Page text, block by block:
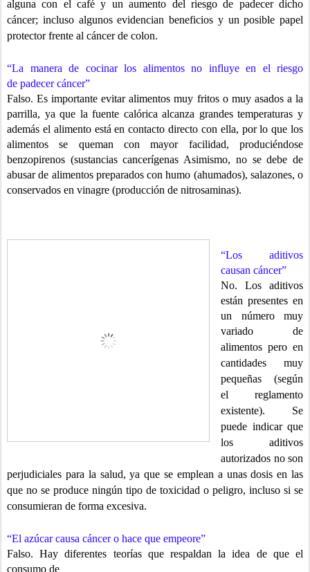
alguna con el caféy un aumento del riesgo de padecer dicho
cáncer; incluso algunos evidencian beneficios y un posible papel
protector frente al cáncer de colon.
“La manera de cocinar los alimentos no influye en el riesgo
de padecer cáncer”
Falso. Es importante evitar alimentos muy fritos o muy asados a la
parrilla, ya que la fuente calórica alcanza grandes temperaturas y
además el alimento está en contacto directo con ella, por lo que los
alimentos se queman con mayor facilidad, produciéndose
benzopirenos (sustancias cancerígenas Asimismo, no se debe de
abusar de alimentos preparados con humo (ahumados), salazones, o
conservados en vinagre (producción de nitrosaminas).
“Los aditivos
causan cáncer”
No. Los aditivos
están presentes en
un número muy
variado de
alimentos pero en
cantidades muy
pequeñas (según
el reglamento
existente). Se
puede indicar que
los aditivos
autorizados no son
perjudiciales para la salud, ya que se emplean a unas dosis en las
que no se produce ningún tipo de toxicidad o peligro, incluso si se
consumieran de forma excesiva.
“El azúcar causa cáncer o hace que empeore”
Falso. Hay diferentes teorías que respaldan la idea de que el
consumo de